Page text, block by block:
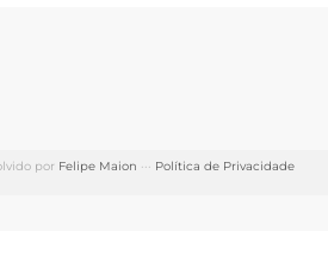
por Felipe Maion ··· Política de Privacidade